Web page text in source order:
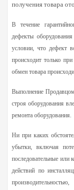
получения товара
В течение
дефекты
условии, что дефект
происходит только
обмен товара
Выполнение
строя оборудования
ремонта оборудования.
Ни при каких
убытки, включая
последовательные или
действий по